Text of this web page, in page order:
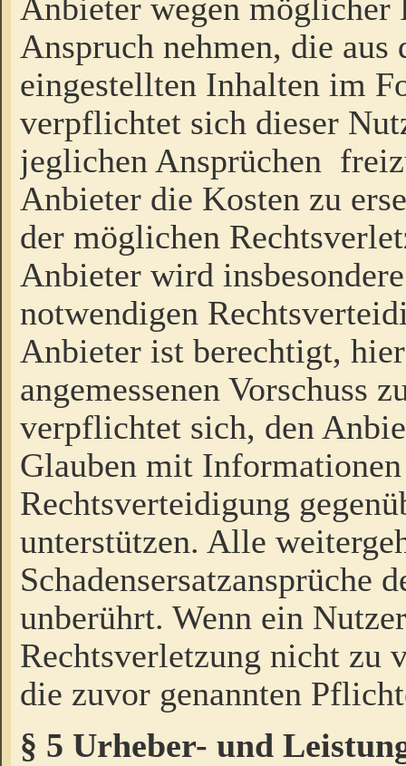
Anbieter wegen möglicher
Anspruch nehmen, die
eingestellten Inhalten im
verpflichtet sich dieser
jeglichen Ansprüchen
Anbieter die Kosten zu
der möglichen
Anbieter wird
notwendigen
Anbieter ist berechtigt,
angemessenen Vorschuss
verpflichtet sich, den
Glauben mit
Rechtsverteidigung
unterstützen. Alle
Schadensersatzansprüche
unberührt. Wenn ein
Rechtsverletzung nicht zu
die zuvor genannten
§ 5 Urheber- und